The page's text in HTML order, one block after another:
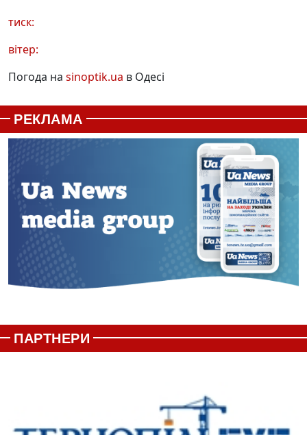
тиск:
вітер:
Погода на sinoptik.ua в Одесі
РЕКЛАМА
ПАРТНЕРИ